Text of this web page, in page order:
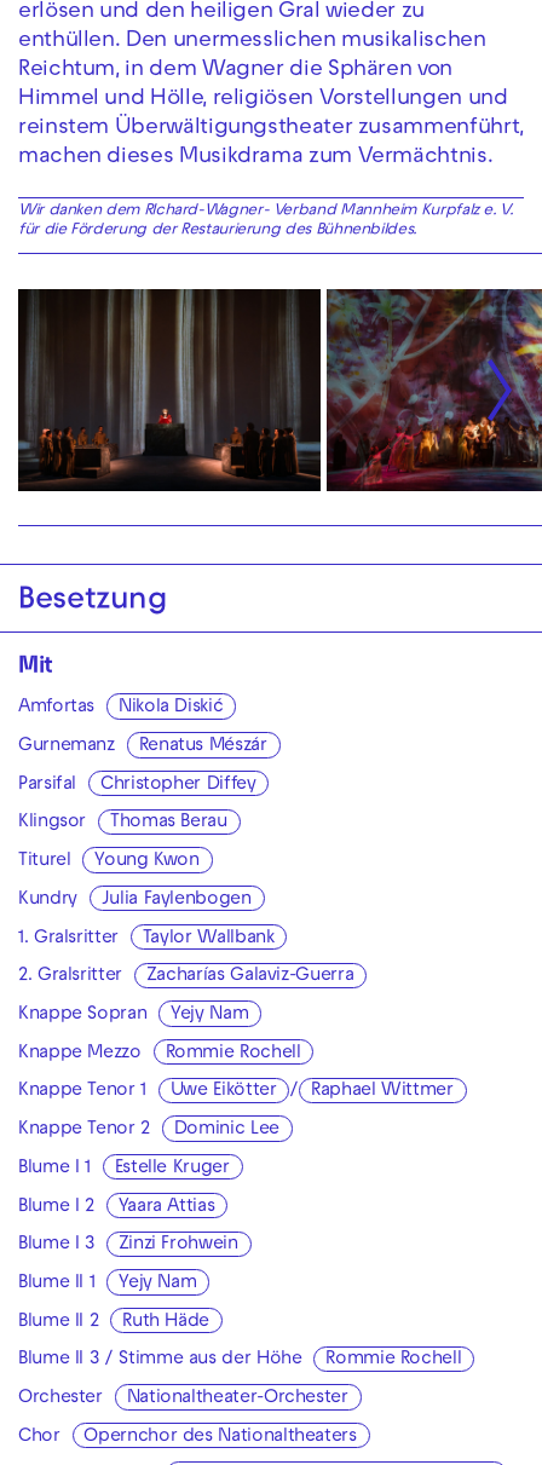
erlösen und den heiligen Gral wieder zu
enthüllen. Den unermesslichen musikalischen
Reichtum, in dem Wagner die Sphären von
Himmel und Hölle, religiösen Vorstellungen und
reinstem Überwältigungstheater zusammenführt,
machen dieses Musikdrama zum Vermächtnis.
Wir danken dem RIchard-Wagner- Verband Mannheim Kurpfalz e. V.
für die Förderung der Restaurierung des Bühnenbildes.
Besetzung
Mit
Amfortas Nikola Diskić
Gurnemanz Renatus Mészár
Parsifal Christopher Diffey
Klingsor Thomas Berau
Titurel Young Kwon
Kundry Julia Faylenbogen
1. Gralsritter Taylor Wallbank
2. Gralsritter Zacharías Galaviz-Guerra
Knappe Sopran Yejy Nam
Knappe Mezzo Rommie Rochell
Knappe Tenor 1 Uwe Eikötter / Raphael Wittmer
Knappe Tenor 2 Dominic Lee
Blume I 1 Estelle Kruger
Blume I 2 Yaara Attias
Blume I 3 Zinzi Frohwein
Blume II 1 Yejy Nam
Blume II 2 Ruth Häde
Blume II 3 / Stimme aus der Höhe Rommie Rochell
Orchester Nationaltheater-Orchester
Chor Opernchor des Nationaltheaters